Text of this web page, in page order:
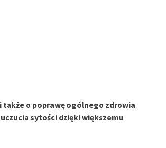
także o poprawę ogólnego zdrowia
sytości dzięki większemu